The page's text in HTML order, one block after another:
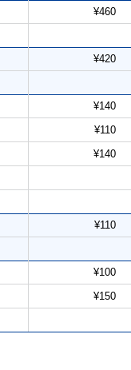
¥460
¥420
¥140
¥110
¥140
¥110
¥100
¥150